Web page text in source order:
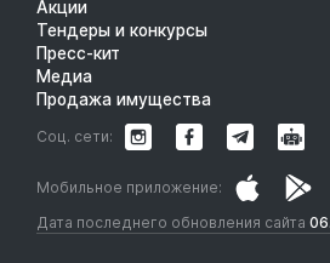
Акции
Тендеры и конкурсы
Пресс-кит
Медиа
Продажа имущества
Дата последнего обновления сайта
Мобильное приложение:
Соц. сети: